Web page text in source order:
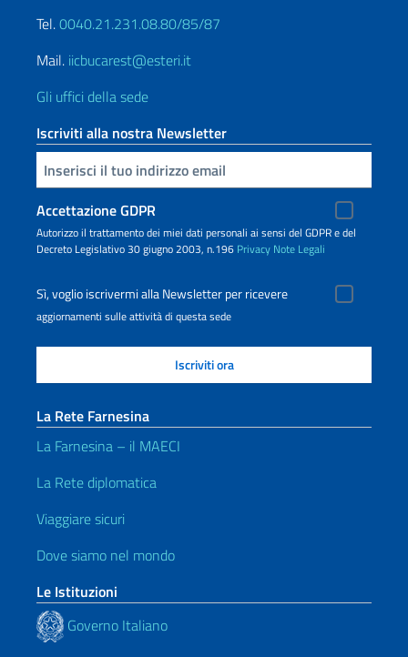
Tel.0040.21.231.08.80/85/87
Mail. iicbucarest@esteri.it
Gli uffici della sede
Iscriviti alla nostra Newsletter
Inserisci la tua email
Accettazione GDPR
Autorizzo il trattamento dei miei dati personali ai sensi del GDPR e del
Decreto Legislativo 30 giugno 2003, n.196 Privacy Note Legali
Sì, voglio iscrivermi alla Newsletter per ricevere
aggiornamenti sulle attività di questa sede
La Rete Farnesina
La Farnesina – il MAECI
La Rete diplomatica
Viaggiare sicuri
Dove siamo nel mondo
Le Istituzioni
Governo Italiano